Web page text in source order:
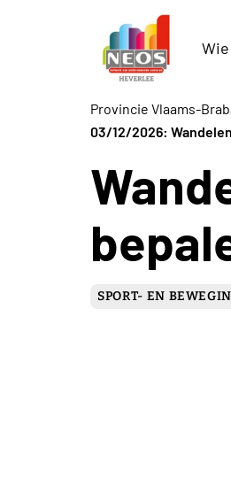
Provincie Vlaams-
03/12/2026:
SPORT- EN